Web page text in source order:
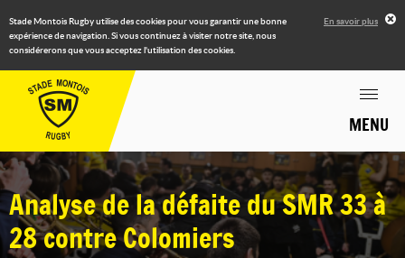
Stade Montois Rugby utilise des cookies pour vous garantir une bonne
expérience de navigation. Si vous continuez à visiter notre site, nous
considérerons que vous acceptez l'utilisation des cookies.
En savoir plus
MENU
Analyse de la défaite du SMR 33 à
28 contre Colomiers